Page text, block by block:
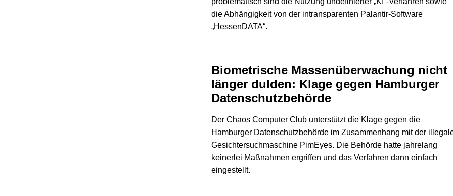
die Abhängigkeit von der intransparenten Palantir-Software
„HessenDATA“.
Biometrische Massenüberwachung nicht
länger dulden: Klage gegen Hamburger
Datenschutzbehörde
Der Chaos Computer Club unterstützt die Klage gegen die
Hamburger Datenschutzbehörde im Zusammenhang mit der
Gesichtersuchmaschine PimEyes. Die Behörde hatte jahrelang
keinerlei Maßnahmen ergriffen und das Verfahren dann einfach
eingestellt.